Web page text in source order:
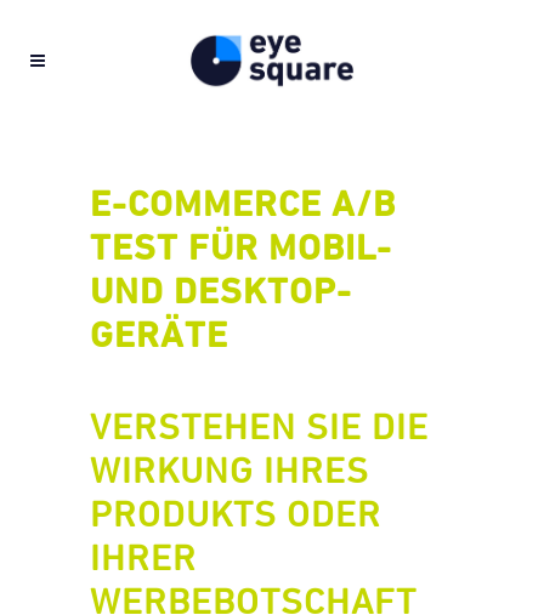
E-COMMERCE A/B
TEST FÜR MOBIL-
UND DESKTOP-
GERÄTE
VERSTEHEN SIE DIE
WIRKUNG IHRES
PRODUKTS ODER
IHRER
WERBEBOTSCHAFT